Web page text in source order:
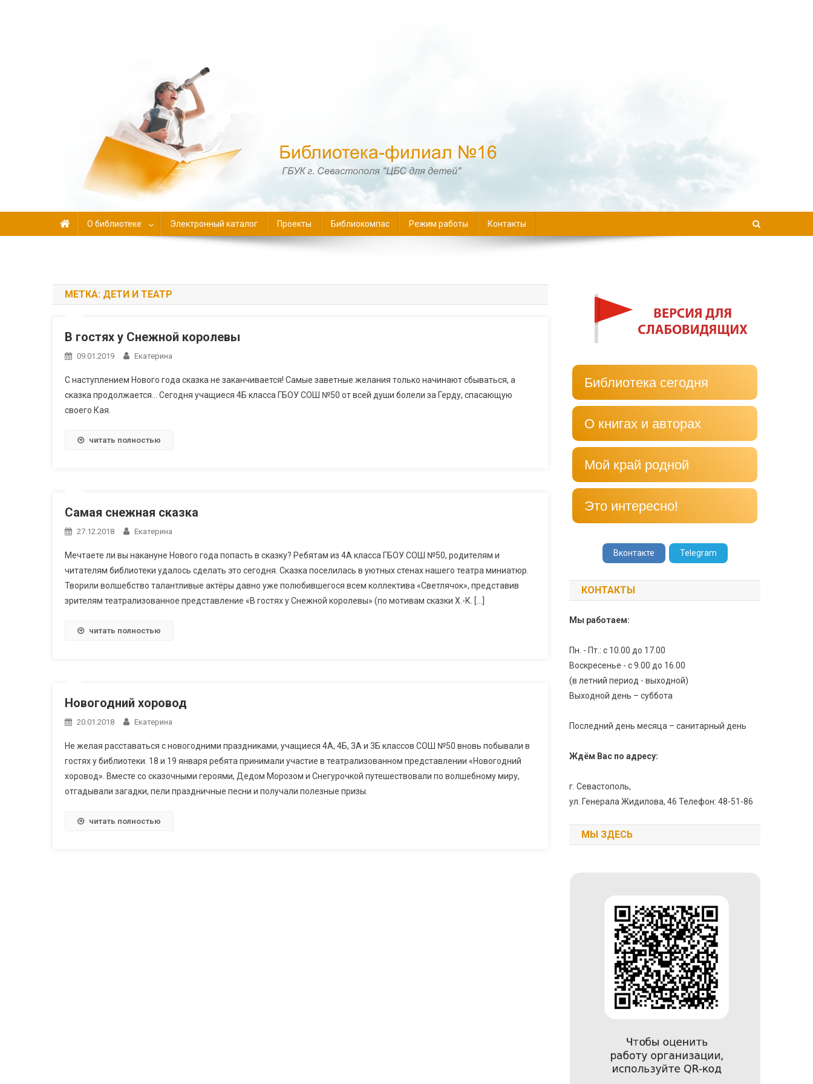
О библиотеке Электронный каталог Проекты Библиокомпас Режим работы Контакты
МЕТКА: ДЕТИ И ТЕАТР
В гостях у Снежной королевы
09.01.2019 Екатерина
С наступлением Нового года сказка не заканчивается! Самые заветные желания только начинают сбываться, а
сказка продолжается… Сегодня учащиеся 4Б класса ГБОУ СОШ №50 от всей души болели за Герду, спасающую
своего Кая.
читать полностью
Самая снежная сказка
27.12.2018 Екатерина
Мечтаете ли вы накануне Нового года попасть в сказку? Ребятам из 4А класса ГБОУ СОШ №50, родителям и
читателям библиотеки удалось сделать это сегодня. Сказка поселилась в уютных стенах нашего театра миниатюр.
Творили волшебство талантливые актёры давно уже полюбившегося всем коллектива «Светлячок», представив
зрителям театрализованное представление «В гостях у Снежной королевы» (по мотивам сказки Х.-К. […]
читать полностью
Новогодний хоровод
20.01.2018 Екатерина
Не желая расставаться с новогодними праздниками, учащиеся 4А, 4Б, 3А и 3Б классов СОШ №50 вновь побывали в
гостях у библиотеки. 18 и 19 января ребята принимали участие в театрализованном представлении «Новогодний
хоровод». Вместе со сказочными героями, Дедом Морозом и Снегурочкой путешествовали по волшебному миру,
отгадывали загадки, пели праздничные песни и получали полезные призы.
читать полностью
Библиотека сегодня
О книгах и авторах
Мой край родной
Это интересно!
Вконтакте Telegram
КОНТАКТЫ
Мы работаем:
Пн. - Пт.: с 10.00 до 17.00
Воскресенье - с 9.00 до 16.00
(в летний период - выходной)
Выходной день – суббота
Последний день месяца – санитарный день
Ждём Вас по адресу:
г. Севастополь,
ул. Генерала Жидилова, 46 Телефон: 48-51-86
МЫ ЗДЕСЬ